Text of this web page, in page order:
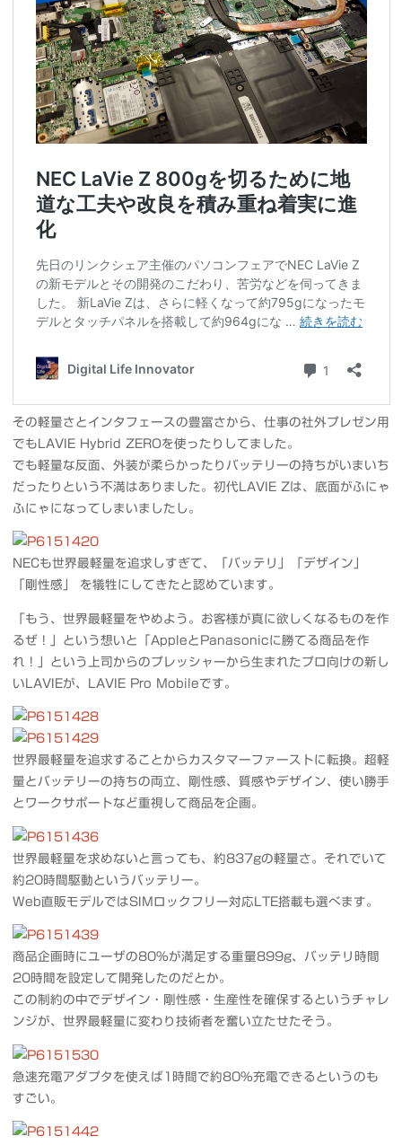
その軽量さとインタフェースの豊富さから、仕事の社外プレゼン用
でもLAVIE Hybrid ZEROを使ったりしてました。
でも軽量な反面、外装が柔らかったりバッテリーの持ちがいまいち
だったりという不満はありました。初代LAVIE Zは、底面がふにゃ
ふにゃになってしまいましたし。
NECも世界最軽量を追求しすぎて、「バッテリ」「デザイン」
「剛性感」 を犠牲にしてきたと認めています。
「もう、世界最軽量をやめよう。お客様が真に欲しくなるものを作
るぜ！」という想いと「AppleとPanasonicに勝てる商品を作
れ！」という上司からのプレッシャーから生まれたプロ向けの新し
いLAVIEが、LAVIE Pro Mobileです。
世界最軽量を追求することからカスタマーファーストに転換。超軽
量とバッテリーの持ちの両立、剛性感、質感やデザイン、使い勝手
とワークサポートなど重視して商品を企画。
世界最軽量を求めないと言っても、約837gの軽量さ。それでいて
約20時間駆動というバッテリー。
Web直販モデルではSIMロックフリー対応LTE搭載も選べます。
商品企画時にユーザの80%が満足する重量899g、バッテリ時間
20時間を設定して開発したのだとか。
この制約の中でデザイン・剛性感・生産性を確保するというチャレ
ンジが、世界最軽量に変わり技術者を奮い立たせたそう。
急速充電アダプタを使えば1時間で約80%充電できるというのも
すごい。